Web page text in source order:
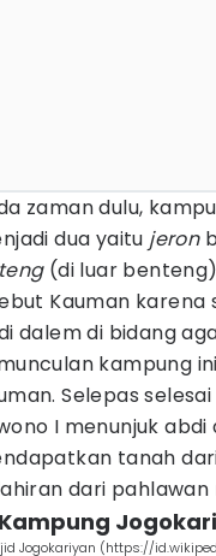
zaman dulu,
dua yaitu jeron
(di luar
Kauman
dalem di bidang
kampung
Selepas
I menunjuk
tanah
dari pahlawan
Jogokariyan (https://